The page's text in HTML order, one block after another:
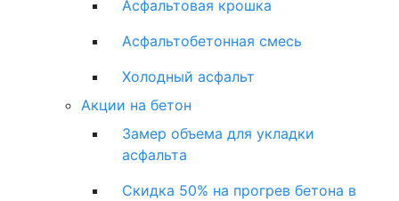
Асфальтовая крошка
Асфальтобетонная смесь
Холодный асфальт
Акции на бетон
Замер объема для укладки
асфальта
Скидка 50% на прогрев бетона в